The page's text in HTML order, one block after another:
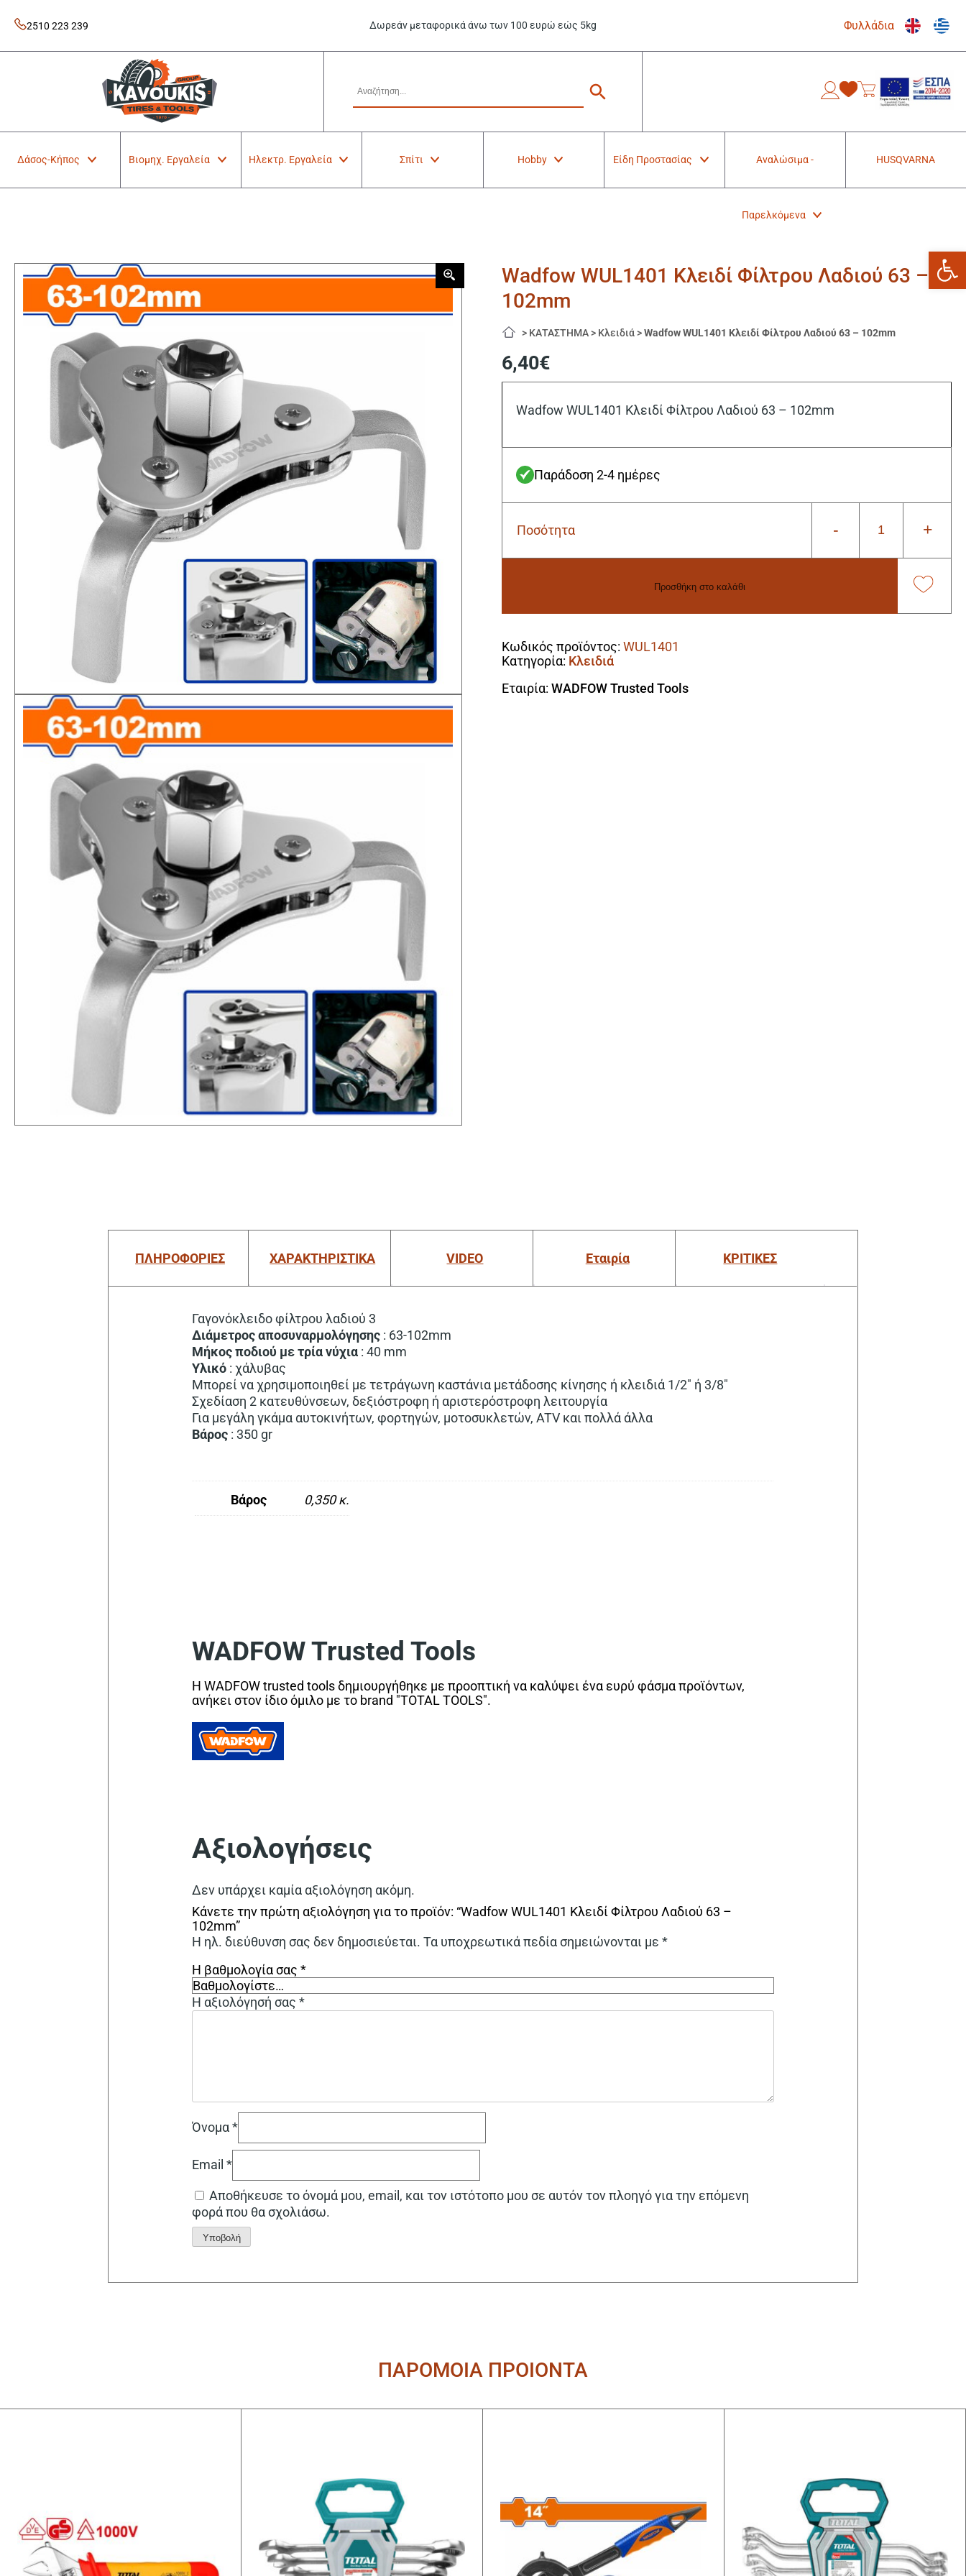
content
2510 223 239 Δωρεάν μεταφορικά άνω των 100 ευρώ εώς 5kg Φυλλάδια
Kavoukis Tools
Tires & Tools
Δάσος-Κήπος Βιομηχ. Εργαλεία Ηλεκτρ. Εργαλεία Σπίτι Hobby Είδη Προστασίας Αναλώσιμα -
Παρελκόμενα
HUSQVARNA
Wadfow WUL1401 Κλειδί Φίλτρου Λαδιού 63 –
102mm
> ΚΑΤΑΣΤΗΜΑ > Κλειδιά >Wadfow WUL1401 Κλειδί Φίλτρου Λαδιού 63 – 102mm
6,40€
Wadfow WUL1401 Κλειδί Φίλτρου Λαδιού 63 – 102mm
Παράδοση 2-4 ημέρες
Ποσότητα -
Wadfow
102mm
ποσότητα
+
Προσθήκη στο καλάθι
Κωδικός προϊόντος:WUL1401
Κατηγορία: Κλειδιά
Εταιρία: WADFOW Trusted Tools
ΠΛΗΡΟΦΟΡΙΕΣ ΧΑΡΑΚΤΗΡΙΣΤΙΚΑ VIDEO Εταιρία ΚΡΙΤΙΚΕΣ
Γαγονόκλειδο φίλτρου λαδιού 3
Διάμετρος αποσυναρμολόγησης : 63-102mm
Μήκος ποδιού με τρία νύχια : 40 mm
Υλικό : χάλυβας
Μπορεί να χρησιμοποιηθεί με τετράγωνη καστάνια μετάδοσης κίνησης ή κλειδιά 1/2″ ή 3/8″
Σχεδίαση 2 κατευθύνσεων, δεξιόστροφη ή αριστερόστροφη λειτουργία
Για μεγάλη γκάμα αυτοκινήτων, φορτηγών, μοτοσυκλετών, ATV και πολλά άλλα
Βάρος : 350 gr
Βάρος 0,350 κ.
WADFOW Trusted Tools
Η WADFOW trusted tools δημιουργήθηκε με προοπτική να καλύψει ένα ευρύ φάσμα προϊόντων,
ανήκει στον ίδιο όμιλο με το brand "TOTAL TOOLS".
Αξιολογήσεις
Δεν υπάρχει καμία αξιολόγηση ακόμη.
Κάνετε την πρώτη αξιολόγηση για το προϊόν: “Wadfow WUL1401 Κλειδί Φίλτρου Λαδιού 63 –
102mm”
Η ηλ. διεύθυνση σας δεν δημοσιεύεται. Τα υποχρεωτικά πεδία σημειώνονται με*
Η βαθμολογία σας*
Η αξιολόγησή σας*
Όνομα*
Email*
Αποθήκευσε το όνομά μου, email, και τον ιστότοπο μου σε αυτόν τον πλοηγό για την επόμενη
φορά που θα σχολιάσω.
ΠΑΡΟΜΟΙΑ ΠΡΟΙΟΝΤΑ